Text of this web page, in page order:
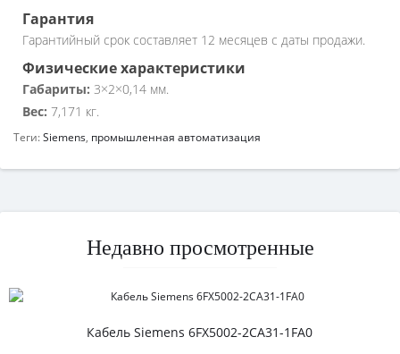
Гарантия
Гарантийный срок составляет 12 месяцев с даты продажи.
Физические характеристики
Габариты: 3×2×0,14 мм.
Вес: 7,171 кг.
Теги:Siemens, промышленная автоматизация
Недавно просмотренные
Кабель Siemens 6FX5002-2CA31-1FA0